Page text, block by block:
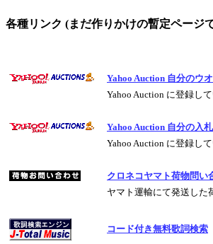
各種リンク (まだ作りかけの暫定ページ
Yahoo Auction 自分のウ
Yahoo Auction に登録し
Yahoo Auction 自分の入
Yahoo Auction に登録し
クロネコヤマト荷物問い
ヤマト運輸にて発送した
コード付き無料歌詞検索